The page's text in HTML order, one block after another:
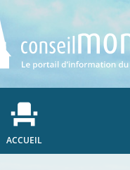
event_seat
ACCUEIL